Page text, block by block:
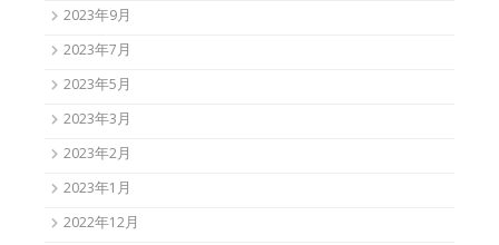
2023年9月
2023年7月
2023年5月
2023年3月
2023年2月
2023年1月
2022年12月